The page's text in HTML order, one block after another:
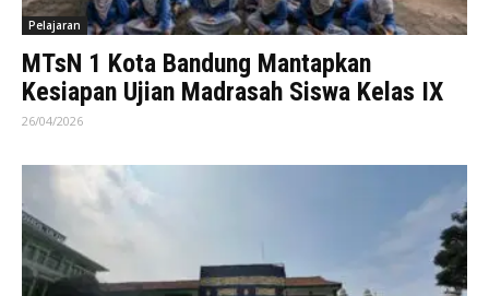
Pelajaran
MTsN 1 Kota Bandung Mantapkan
Kesiapan Ujian Madrasah Siswa Kelas IX
26/04/2026